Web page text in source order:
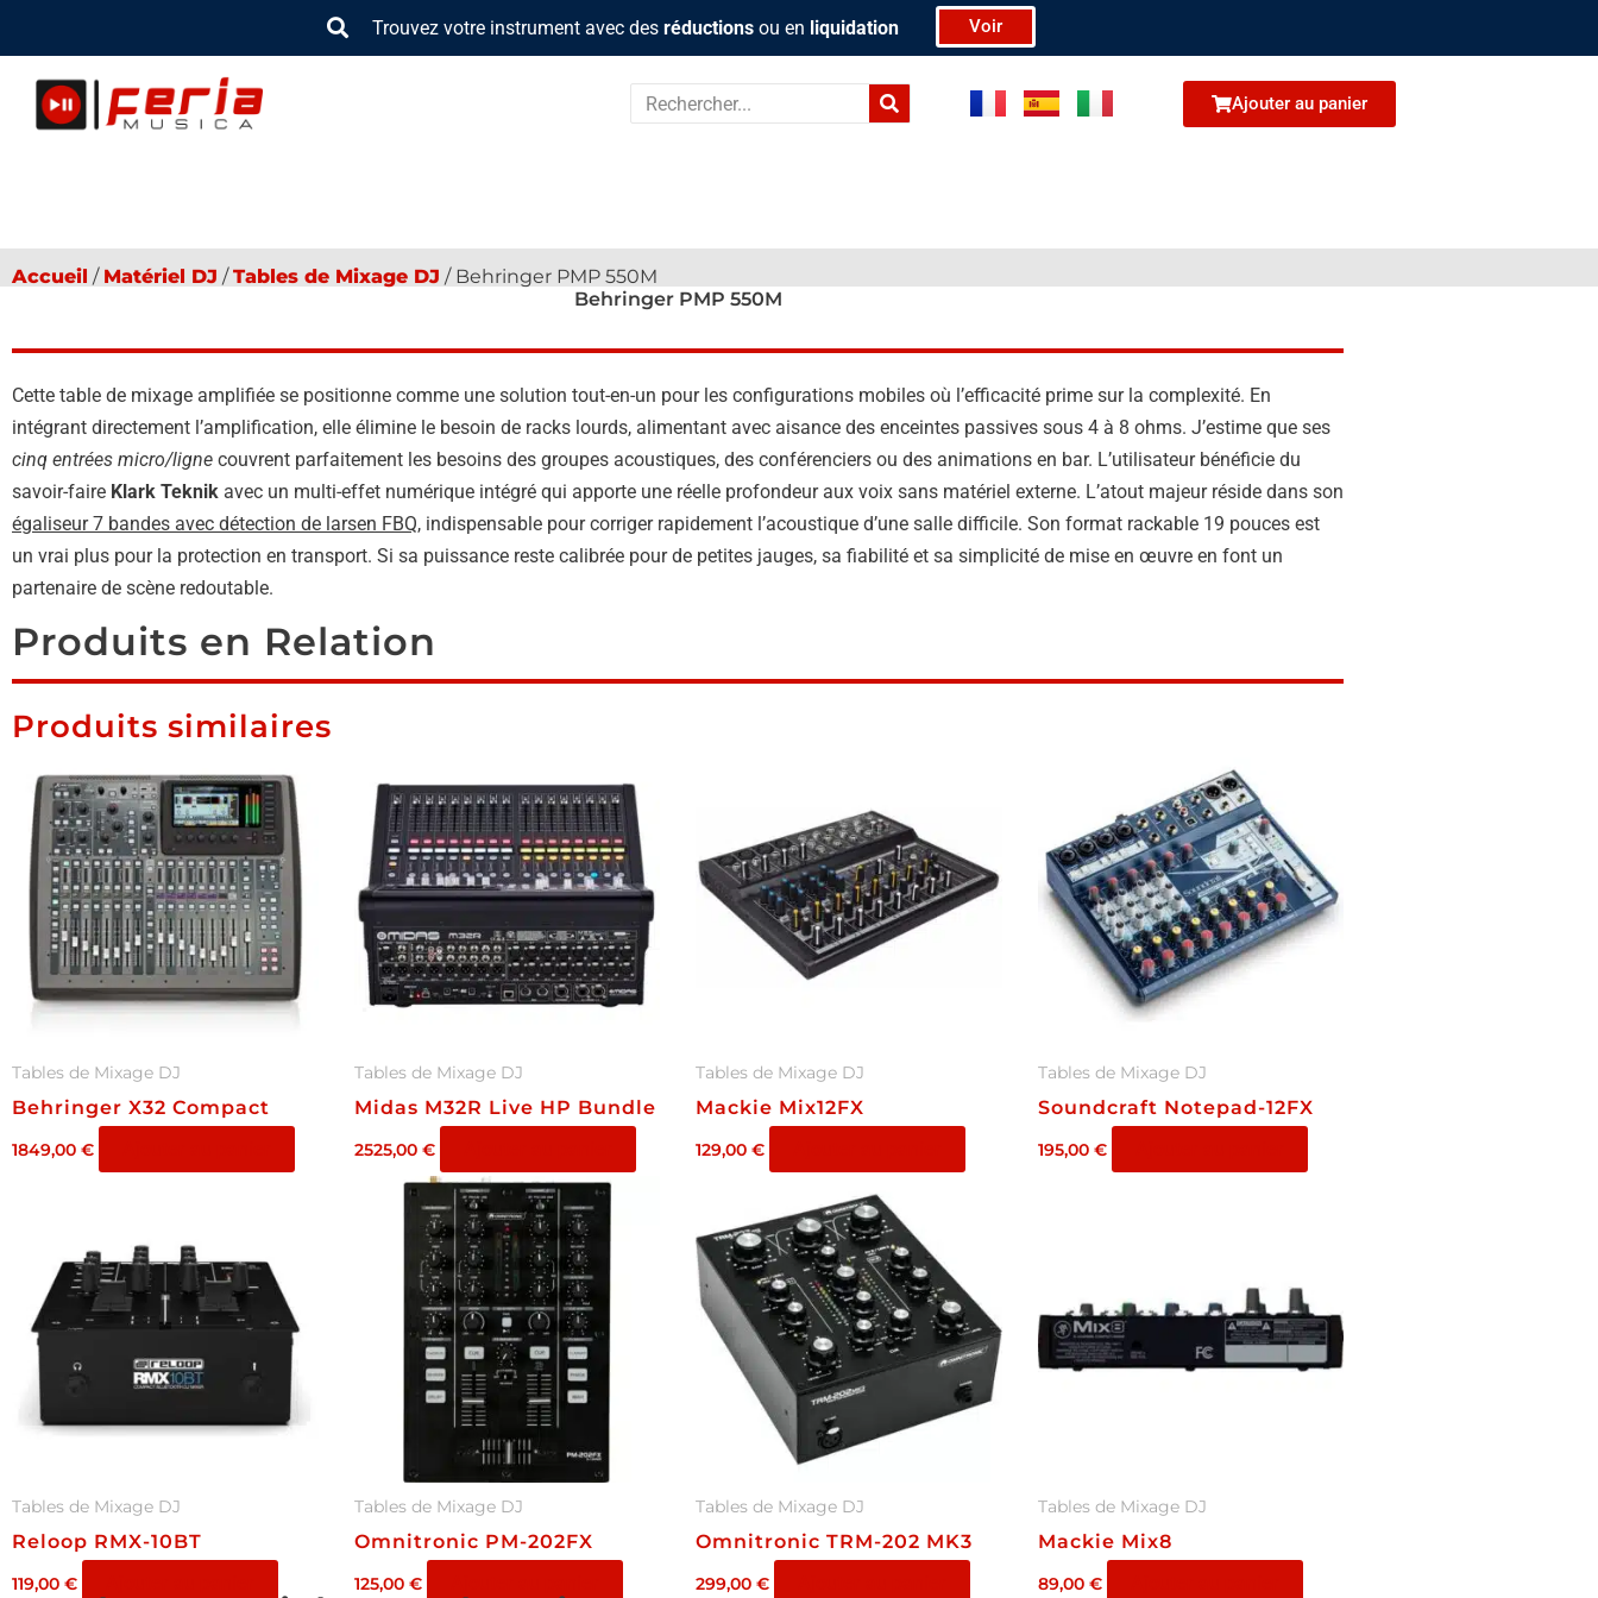
Trouvez votre instrument avec desréductions ou en liquidation Voir
Rechercher Ajouter au panier
Accueil / Ma­té­riel DJ /Tables de Mixage DJ / Behringer PMP 550M
Behringer PMP 550M
Cette table de mixage amplifiée se positionne comme une solution tout-en-un pour les configurations mobiles où l’efficacité prime sur la complexité. En
intégrant directement l’amplification, elle élimine le besoin de racks lourds, alimentant avec aisance des enceintes passives sous 4 à 8 ohms. J’estime que ses
cinq entrées micro/ligne couvrent parfaitement les besoins des groupes acoustiques, des conférenciers ou des animations en bar. L’utilisateur bénéficie du
savoir-faire Klark Teknik avec un multi-effet numérique intégré qui apporte une réelle profondeur aux voix sans matériel externe. L’atout majeur réside dans son
égaliseur 7 bandes avec détection de larsen FBQ, indispensable pour corriger rapidement l’acoustique d’une salle difficile. Son format rackable 19 pouces est
un vrai plus pour la protection en transport. Si sa puissance reste calibrée pour de petites jauges, sa fiabilité et sa simplicité de mise en œuvre en font un
partenaire de scène redoutable.
Produits en Relation
Produits similaires
Tables de Mixage DJ
Behringer X32 Compact
1849,00 €
Tables de Mixage DJ
Midas M32R Live HP Bundle
2525,00 €
Tables de Mixage DJ
Mackie Mix12FX
129,00 €
Tables de Mixage DJ
Soundcraft Notepad-12FX
195,00 €
Tables de Mixage DJ
Reloop RMX-10BT
119,00 €
Tables de Mixage DJ
Omnitronic PM-202FX
125,00 €
Tables de Mixage DJ
Omnitronic TRM-202 MK3
299,00 €
Tables de Mixage DJ
Mackie Mix8
89,00 €